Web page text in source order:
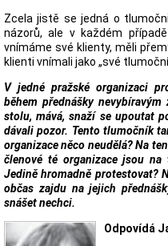
Zcela jistě se jedná o
názorů, ale v každém
vnímáme své klienty, měli
klienti vnímali jako „své
V jedné pražské organizaci
během přednášky
stolu, mává, snaží se upoutat
dávali pozor. Tento tlumočník
organizace něco neudělá? Na
členové té organizace jsou
Jedině hromadně protestovat?
občas zajdu na jejich
snášet nechci.
Odpovídá